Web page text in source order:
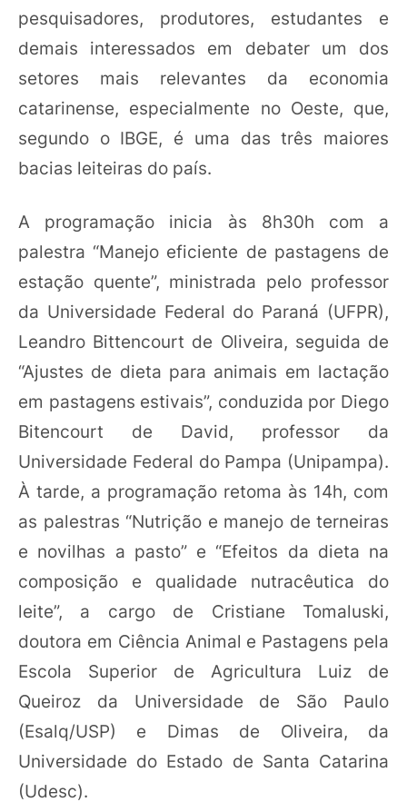
pesquisadores, produtores, estudantes e
demais interessados em debater um dos
setores mais relevantes da economia
catarinense, especialmente no Oeste, que,
segundo o IBGE, é uma das três maiores
bacias leiteiras do país.
A programação inicia às 8h30h com a
palestra “Manejo eficiente de pastagens de
estação quente”, ministrada pelo professor
da Universidade Federal do Paraná (UFPR),
Leandro Bittencourt de Oliveira, seguida de
“Ajustes de dieta para animais em lactação
em pastagens estivais”, conduzida por Diego
Bitencourt de David, professor da
Universidade Federal do Pampa (Unipampa).
À tarde, a programação retoma às 14h, com
as palestras “Nutrição e manejo de terneiras
e novilhas a pasto” e “Efeitos da dieta na
composição e qualidade nutracêutica do
leite”, a cargo de Cristiane Tomaluski,
doutora em Ciência Animal e Pastagens pela
Escola Superior de Agricultura Luiz de
Queiroz da Universidade de São Paulo
(Esalq/USP) e Dimas de Oliveira, da
Universidade do Estado de Santa Catarina
(Udesc).